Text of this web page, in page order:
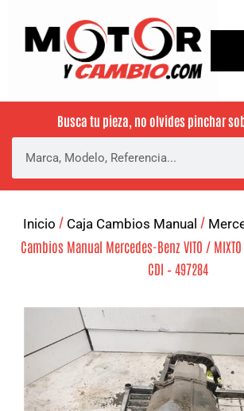
Busca tu pieza, no olvides pinchar
Inicio / Caja Cambios Manual /
Cambios Manual Mercedes-Benz VITO /
CDI – 497284